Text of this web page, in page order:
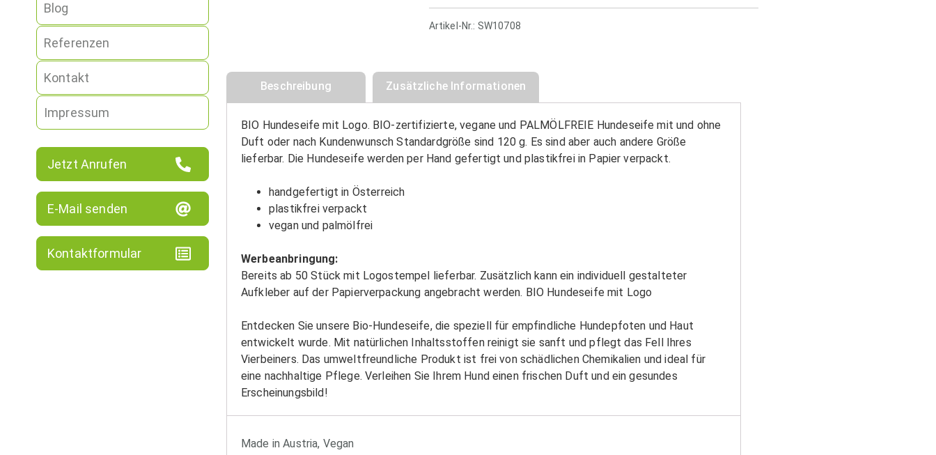
Blog
Referenzen
Kontakt
Impressum
Jetzt Anrufen
E-Mail senden
Kontaktformular
Artikel-Nr.: SW10708
Beschreibung Zusätzliche Informationen
BIO Hundeseife mit Logo. BIO-zertifizierte, vegane und PALMÖLFREIE Hundeseife mit und ohne
Duft oder nach Kundenwunsch Standardgröße sind 120 g. Es sind aber auch andere Größe
lieferbar. Die Hundeseife werden per Hand gefertigt und plastikfrei in Papier verpackt.
handgefertigt in Österreich
plastikfrei verpackt
vegan und palmölfrei
Werbeanbringung:
Bereits ab 50 Stück mit Logostempel lieferbar. Zusätzlich kann ein individuell gestalteter
Aufkleber auf der Papierverpackung angebracht werden. BIO Hundeseife mit Logo
Entdecken Sie unsere Bio-Hundeseife, die speziell für empfindliche Hundepfoten und Haut
entwickelt wurde. Mit natürlichen Inhaltsstoffen reinigt sie sanft und pflegt das Fell Ihres
Vierbeiners. Das umweltfreundliche Produkt ist frei von schädlichen Chemikalien und ideal für
eine nachhaltige Pflege. Verleihen Sie Ihrem Hund einen frischen Duft und ein gesundes
Erscheinungsbild!
Made in Austria, Vegan